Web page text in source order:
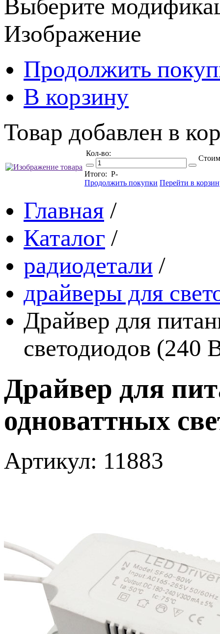
Выберите
Изображение
Продолжить
В корзину
Товар добавлен в
Кол-во:
Итого: Р-
Продолжить покупки Перейти в
Главная /
Каталог /
радиодетали /
драйверы для
Драйвер для
светодиодов (240
Драйвер для
одноваттных
Артикул: 11883